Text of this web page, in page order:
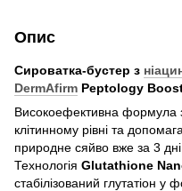
Опис
Сироватка-бустер з
DermAfirm Peptology
Високоефективна формула
клітинному рівні та
природне сяйво вже за 3 дні
Технологія Glutathione
стабілізований глутатіон